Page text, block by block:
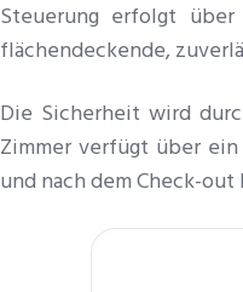
Steuerung erfolgt
flächendeckende,
Die Sicherheit wird
Zimmer verfügt über
und nach dem Check-